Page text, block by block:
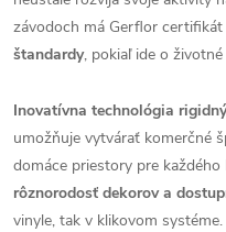
závodoch má Gerflor
štandardy, pokiaľ ide o
Inovatívna technológia
umožňuje vytvárať komerčné
domáce priestory pre
rôznorodosť dekorov a
vinyle, tak v klikovom systéme.